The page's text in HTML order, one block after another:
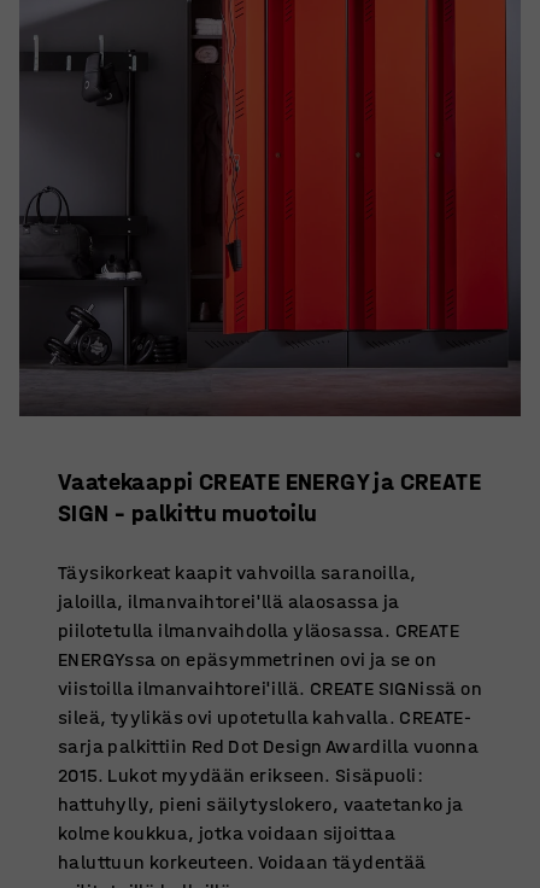
Vaatekaappi CREATE ENERGY ja CREATE
SIGN – palkittu muotoilu
Täysikorkeat kaapit vahvoilla saranoilla,
jaloilla, ilmanvaihtorei'llä alaosassa ja
piilotetulla ilmanvaihdolla yläosassa. CREATE
ENERGYssa on epäsymmetrinen ovi ja se on
viistoilla ilmanvaihtorei'illä. CREATE SIGNissä on
sileä, tyylikäs ovi upotetulla kahvalla. CREATE-
sarja palkittiin Red Dot Design Awardilla vuonna
2015. Lukot myydään erikseen. Sisäpuoli:
hattuhylly, pieni säilytyslokero, vaatetanko ja
kolme koukkua, jotka voidaan sijoittaa
haluttuun korkeuteen. Voidaan täydentää